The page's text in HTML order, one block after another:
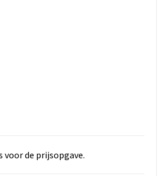
de prijsopgave.